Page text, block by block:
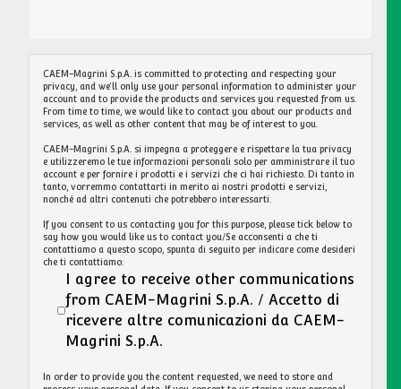
CAEM-Magrini S.p.A. is committed to protecting and respecting your
privacy, and we’ll only use your personal information to administer your
account and to provide the products and services you requested from us.
From time to time, we would like to contact you about our products and
services, as well as other content that may be of interest to you.
CAEM-Magrini S.p.A. si impegna a proteggere e rispettare la tua privacy
e utilizzeremo le tue informazioni personali solo per amministrare il tuo
account e per fornire i prodotti e i servizi che ci hai richiesto. Di tanto in
tanto, vorremmo contattarti in merito ai nostri prodotti e servizi,
nonché ad altri contenuti che potrebbero interessarti.
If you consent to us contacting you for this purpose, please tick below to
say how you would like us to contact you/Se acconsenti a che ti
contattiamo a questo scopo, spunta di seguito per indicare come desideri
che ti contattiamo:
I agree to receive other communications
from CAEM-Magrini S.p.A. / Accetto di
ricevere altre comunicazioni da CAEM-
Magrini S.p.A.
In order to provide you the content requested, we need to store and